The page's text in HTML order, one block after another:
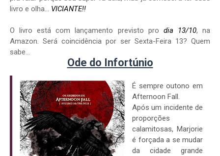
livro e olha... VICIANTE!!
O livro está com lançamento previsto pro dia 13/10, na
Amazon. Será coincidência por ser Sexta-Feira 13? Quem
sabe...
Ode do Infortúnio
É sempre outono em
Afternoon Fall.
Após um incidente de
proporções
calamitosas, Marjorie
é forçada a se mudar
da cidade grande